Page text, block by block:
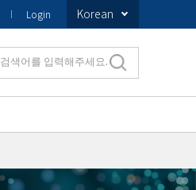
Login Korean
검색어를 입력해주세요.